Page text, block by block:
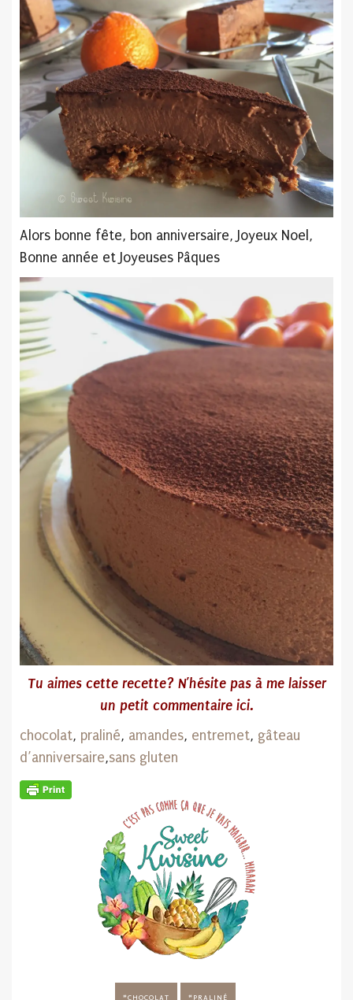
Alors bonne fête, bon anniversaire, Joyeux Noel,
Bonne année et Joyeuses Pâques
Tu aimes cette recette? N’hésite pas à me laisser
un petit commentaire ici.
chocolat, praliné, amandes, entremet, gâteau
d’anniversaire,sans gluten
CHOCOLAT PRALINÉ